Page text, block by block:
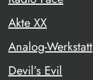
Akte XX
Analog-Werkstatt
Devil’s Evil